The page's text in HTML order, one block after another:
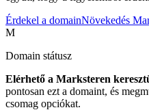
Érdekel a domainNövekedés
M
Domain státusz
Elérhető a Marksteren
pontosan ezt a domaint, és
csomag opciókat.